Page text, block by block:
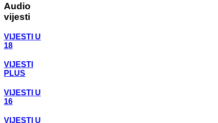
Audio
vijesti
VIJESTI U
18
VIJESTI
PLUS
VIJESTI U
16
VIJESTI U